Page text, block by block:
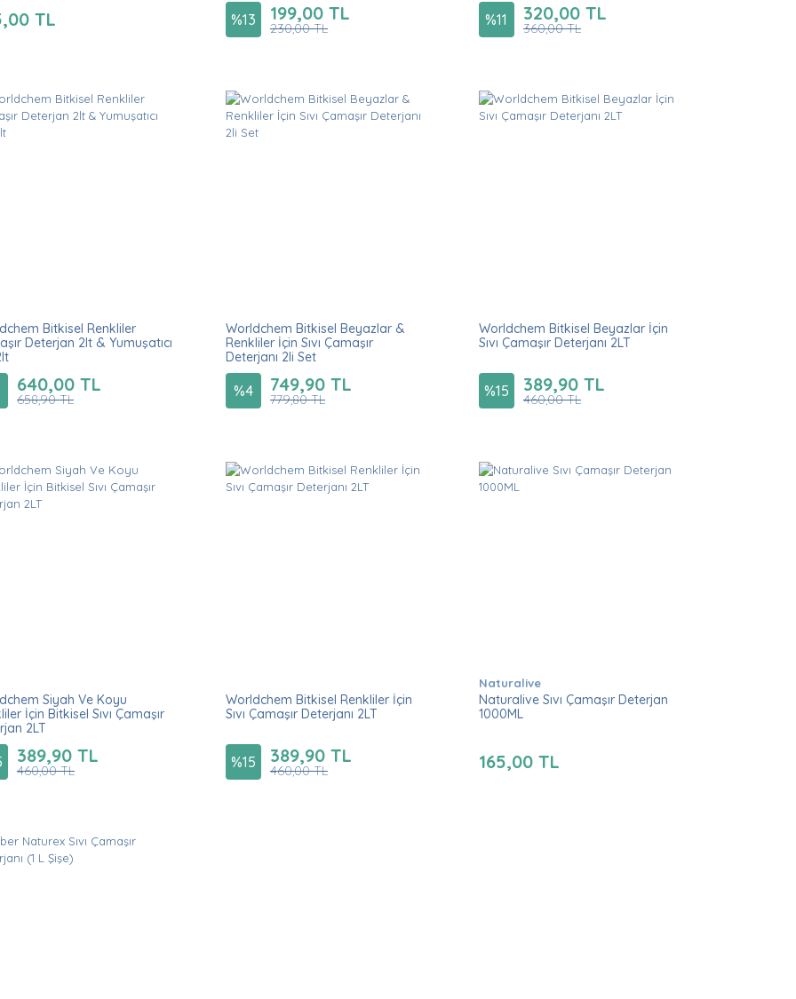
TL %13 199,00 TL
230,00 TL %11 320,00 TL
360,00 TL
Bitkisel Renkliler
Deterjan 2lt & Yumuşatıcı
640,00 TL
658,90 TL
Worldchem Bitkisel Beyazlar &
Renkliler İçin Sıvı Çamaşır
Deterjanı 2li Set
%4 749,90 TL
779,80 TL
Worldchem Bitkisel Beyazlar İçin
Sıvı Çamaşır Deterjanı 2LT
%15 389,90 TL
460,00 TL
Siyah Ve Koyu
İçin Bitkisel Sıvı Çamaşır
2LT
389,90 TL
460,00 TL
Worldchem Bitkisel Renkliler İçin
Sıvı Çamaşır Deterjanı 2LT
%15 389,90 TL
460,00 TL
Naturalive
Naturalive Sıvı Çamaşır Deterjan
1000ML
165,00 TL